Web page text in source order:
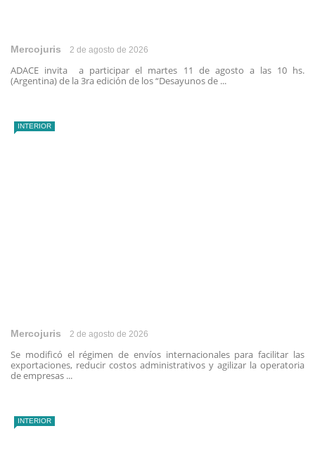
Mercojuris 2 de agosto de 2026
ADACE invita a participar el martes 11 de agosto a las 10 hs.
(Argentina) de la 3ra edición de los “Desayunos de ...
INTERIOR
Mercojuris 2 de agosto de 2026
Se modificó el régimen de envíos internacionales para facilitar las
exportaciones, reducir costos administrativos y agilizar la operatoria
de empresas ...
INTERIOR